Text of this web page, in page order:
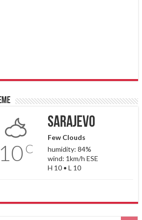
C
Sarajevo
Few Clouds
humidity: 84%
wind: 1km/h ESE
H 10 • L 10